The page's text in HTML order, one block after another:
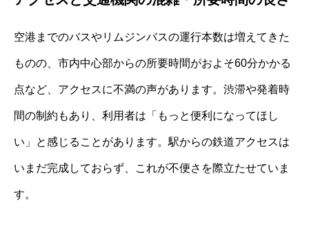
空港までのバスやリムジンバスの運行本数は増えてきた
ものの、市内中心部からの所要時間がおよそ60分かかる
点など、アクセスに不満の声があります。渋滞や発着時
間の制約もあり、利用者は「もっと便利になってほし
い」と感じることがあります。駅からの鉄道アクセスは
いまだ完成しておらず、これが不便さを際立たせていま
す。